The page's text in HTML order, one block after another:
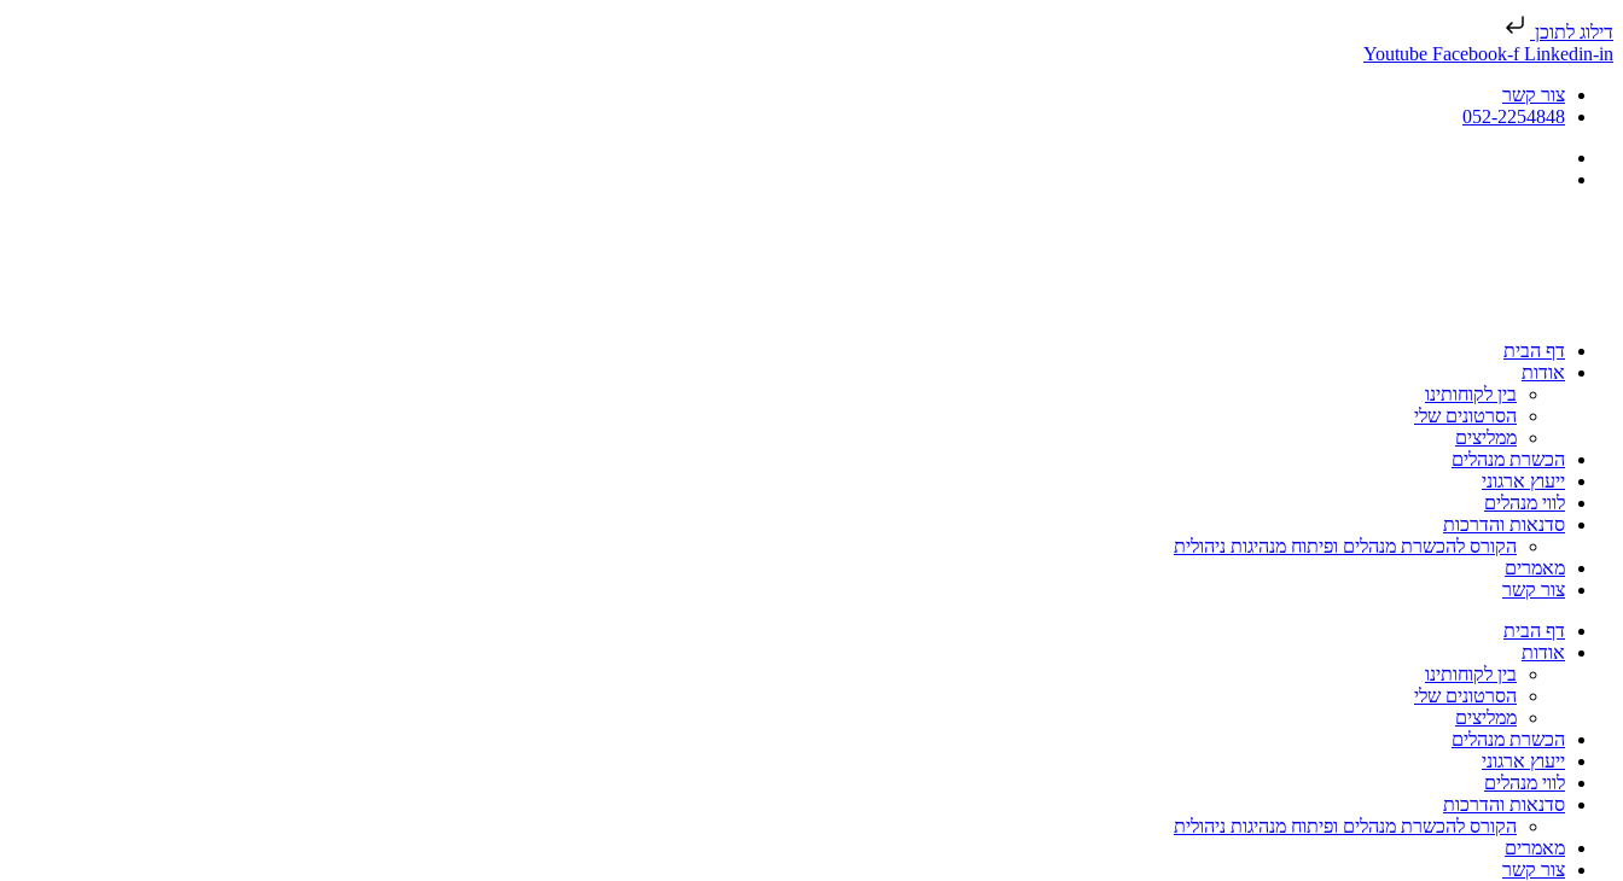
דילוג לתוכן
Youtube Facebook-f Linkedin-in
צור קשר
052-2254848
דף הבית
אודות
בין לקוחותינו
הסרטונים שלי
ממליצים
הכשרת מנהלים
ייעוץ ארגוני
לווי מנהלים
סדנאות והדרכות
הקורס להכשרת מנהלים ופיתוח מנהיגות ניהולית
מאמרים
צור קשר
דף הבית
אודות
בין לקוחותינו
הסרטונים שלי
ממליצים
הכשרת מנהלים
ייעוץ ארגוני
לווי מנהלים
סדנאות והדרכות
הקורס להכשרת מנהלים ופיתוח מנהיגות ניהולית
מאמרים
צור קשר